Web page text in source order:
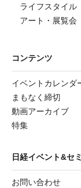
ライフスタイル
アート・展覧会
コンテンツ
イベントカレンダ
まもなく締切
動画アーカイブ
特集
日経イベント&セ
お問い合わせ